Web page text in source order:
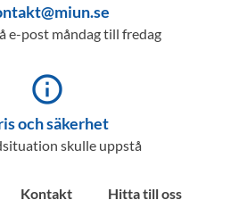
e-post måndag till fredag
info_outline
och säkerhet
skulle uppstå
Kontakt Hitta till oss